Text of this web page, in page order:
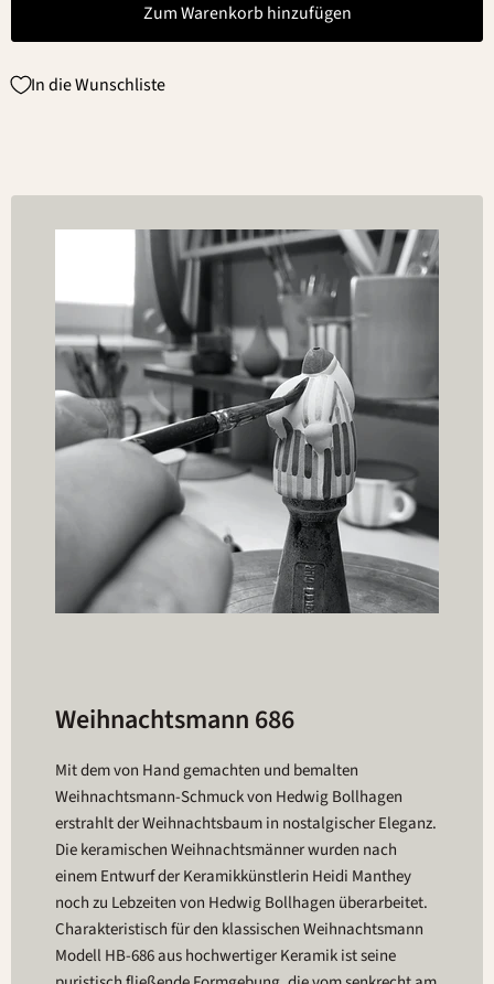
Zum Warenkorb hinzufügen
In die Wunschliste
Weihnachtsmann 686
Mit dem von Hand gemachten und bemalten
Weihnachtsmann-Schmuck von Hedwig Bollhagen
erstrahlt der Weihnachtsbaum in nostalgischer Eleganz.
Die keramischen Weihnachtsmänner wurden nach
einem Entwurf der Keramikkünstlerin Heidi Manthey
noch zu Lebzeiten von Hedwig Bollhagen überarbeitet.
Charakteristisch für den klassischen Weihnachtsmann
Modell HB-686 aus hochwertiger Keramik ist seine